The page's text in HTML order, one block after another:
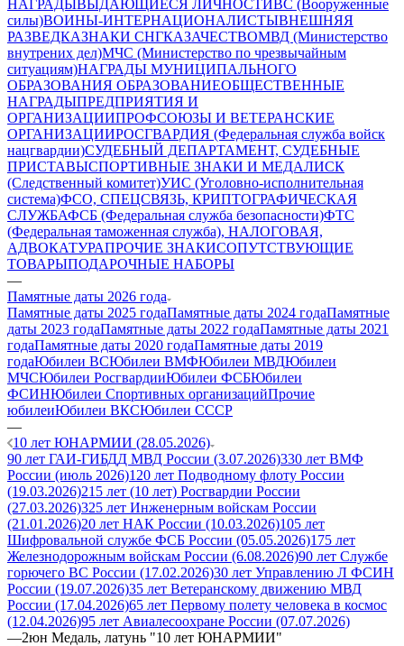
НАГРАДЫВЫДАЮЩИЕСЯ ЛИЧНОСТИВС (Вооруженные
силы)ВОИНЫ-ИНТЕРНАЦИОНАЛИСТЫВНЕШНЯЯ
РАЗВЕДКАЗНАКИ СНГКАЗАЧЕСТВОМВД (Министерство
внутрених дел)МЧС (Министерство по чрезвычайным
ситуациям)НАГРАДЫ МУНИЦИПАЛЬНОГО
ОБРАЗОВАНИЯ ОБРАЗОВАНИЕОБЩЕСТВЕННЫЕ
НАГРАДЫПРЕДПРИЯТИЯ И
ОРГАНИЗАЦИИПРОФСОЮЗЫ И ВЕТЕРАНСКИЕ
ОРГАНИЗАЦИИРОСГВАРДИЯ (Федеральная служба войск
нацгвардии)СУДЕБНЫЙ ДЕПАРТАМЕНТ, СУДЕБНЫЕ
ПРИСТАВЫСПОРТИВНЫЕ ЗНАКИ И МЕДАЛИСК
(Следственный комитет)УИС (Уголовно-исполнительная
система)ФСО, СПЕЦСВЯЗЬ, КРИПТОГРАФИЧЕСКАЯ
СЛУЖБАФСБ (Федеральная служба безопасности)ФТС
(Федеральная таможенная служба), НАЛОГОВАЯ,
АДВОКАТУРАПРОЧИЕ ЗНАКИСОПУТСТВУЮЩИЕ
ТОВАРЫПОДАРОЧНЫЕ НАБОРЫ
—
Памятные даты 2026 года
Памятные даты 2025 годаПамятные даты 2024 годаПамятные
даты 2023 годаПамятные даты 2022 годаПамятные даты 2021
годаПамятные даты 2020 годаПамятные даты 2019
годаЮбилеи ВСЮбилеи ВМФЮбилеи МВДЮбилеи
МЧСЮбилеи РосгвардииЮбилеи ФСБЮбилеи
ФСИНЮбилеи Спортивных организацийПрочие
юбилеиЮбилеи ВКСЮбилеи СССР
—
10 лет ЮНАРМИИ (28.05.2026)
90 лет ГАИ-ГИБДД МВД России (3.07.2026)330 лет ВМФ
России (июль 2026)120 лет Подводному флоту России
(19.03.2026)215 лет (10 лет) Росгвардии России
(27.03.2026)325 лет Инженерным войскам России
(21.01.2026)20 лет НАК России (10.03.2026)105 лет
Шифровальной службе ФСБ России (05.05.2026)175 лет
Железнодорожным войскам России (6.08.2026)90 лет Службе
горючего ВС России (17.02.2026)30 лет Управлению Л ФСИН
России (19.07.2026)35 лет Ветеранскому движению МВД
России (17.04.2026)65 лет Первому полету человека в космос
(12.04.2026)95 лет Авиалесоохране России (07.07.2026)
—2юн Медаль, латунь "10 лет ЮНАРМИИ"